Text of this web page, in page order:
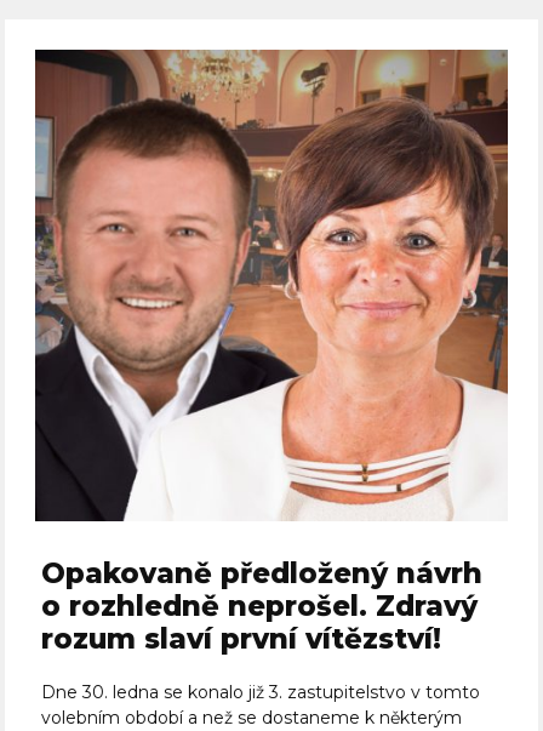
Opakovaně předložený návrh
o rozhledně neprošel. Zdravý
rozum slaví první vítězství!
Dne 30. ledna se konalo již 3. zastupitelstvo v tomto
volebním období a než se dostaneme k některým